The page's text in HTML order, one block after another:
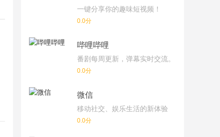
一键分享你的趣味短视频！
0.0分
哔哩哔哩
番剧每周更新，弹幕实时交流。
0.0分
微信
移动社交、娱乐生活的新体验
0.0分